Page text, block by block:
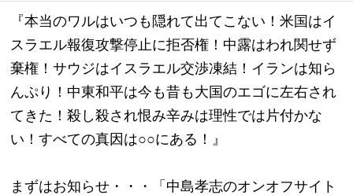
『本当のワルはいつも隠れて出てこない！米国はイ
スラエル報復攻撃停止に拒否権！中露はわれ関せず
棄権！サウジはイスラエル交渉凍結！イランは知ら
んぷり！中東和平は今も昔も大国のエゴに左右され
てきた！殺し殺され恨み辛みは理性では片付かな
い！すべての真因は○○にある！』
まずはお知らせ・・・「中島孝志のオンオフサイト